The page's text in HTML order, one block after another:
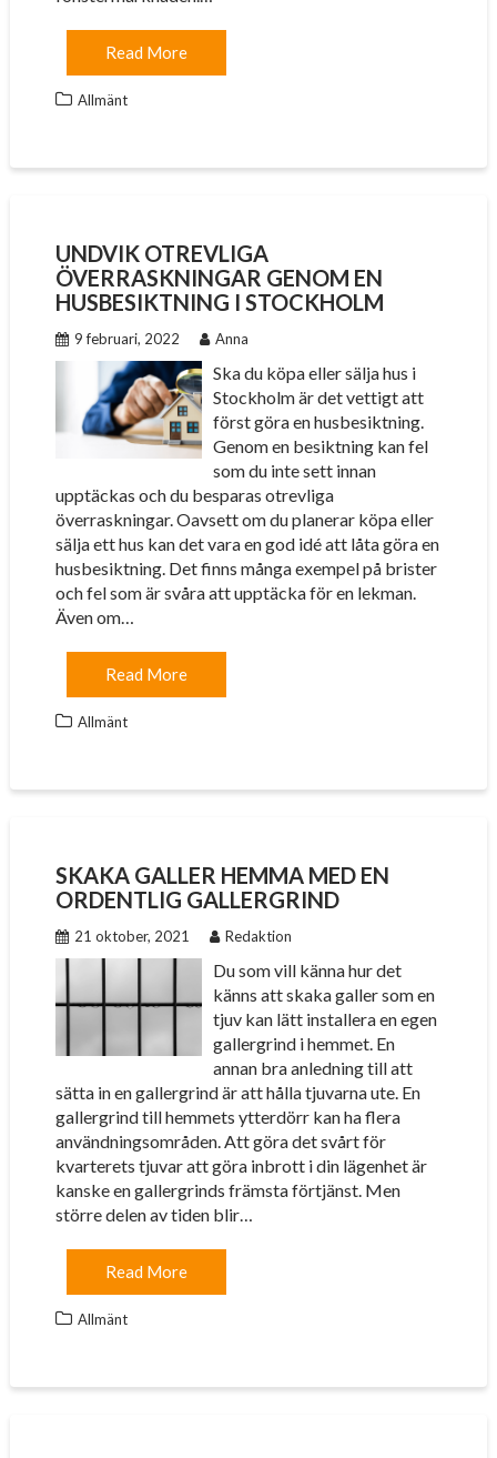
Read More
Allmänt
UNDVIK OTREVLIGA
ÖVERRASKNINGAR GENOM EN
HUSBESIKTNING I STOCKHOLM
9 februari, 2022 Anna
Ska du köpa eller sälja hus i
Stockholm är det vettigt att
först göra en husbesiktning.
Genom en besiktning kan fel
som du inte sett innan
upptäckas och du besparas otrevliga
överraskningar. Oavsett om du planerar köpa eller
sälja ett hus kan det vara en god idé att låta göra en
husbesiktning. Det finns många exempel på brister
och fel som är svåra att upptäcka för en lekman.
Även om…
Read More
Allmänt
SKAKA GALLER HEMMA MED EN
ORDENTLIG GALLERGRIND
21 oktober, 2021 Redaktion
Du som vill känna hur det
känns att skaka galler som en
tjuv kan lätt installera en egen
gallergrind i hemmet. En
annan bra anledning till att
sätta in en gallergrind är att hålla tjuvarna ute. En
gallergrind till hemmets ytterdörr kan ha flera
användningsområden. Att göra det svårt för
kvarterets tjuvar att göra inbrott i din lägenhet är
kanske en gallergrinds främsta förtjänst. Men
större delen av tiden blir…
Read More
Allmänt